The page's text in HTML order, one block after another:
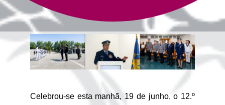
Celebrou-se esta manhã, 19 de junho, o 12.º